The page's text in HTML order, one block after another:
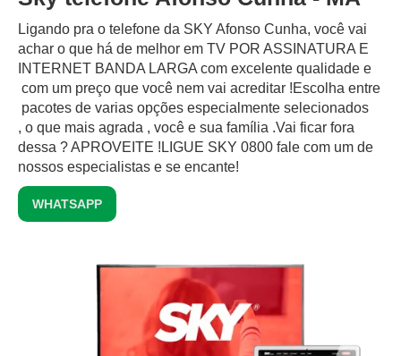
Ligando pra o telefone da SKY Afonso Cunha, você vai
achar o que há de melhor em TV POR ASSINATURA E
INTERNET BANDA LARGA com excelente qualidade e
com um preço que você nem vai acreditar !Escolha entre
pacotes de varias opções especialmente selecionados
, o que mais agrada , você e sua família .Vai ficar fora
dessa ? APROVEITE !LIGUE SKY 0800 fale com um de
nossos especialistas e se encante!
WHATSAPP